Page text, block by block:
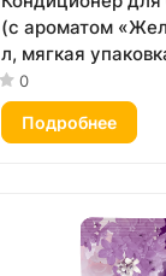
(с ароматом
л, мягкая
0
Подробнее